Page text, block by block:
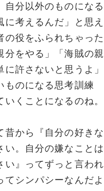
自分以外のものになる
に考えるんだ」と思え
の役をふられちゃった
分をやる」「海賊の親
許さないと思うよ」
ものになる思考訓練
くことになるのね。
昔から『自分の好きな
い。自分の嫌なことは
い』ってずっと言われ
てシンパシーなんだよ